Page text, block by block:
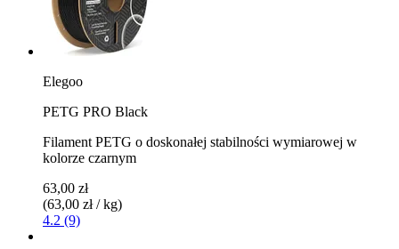
Elegoo
PETG PRO Black
Filament PETG o doskonałej stabilności wymiarowej w
kolorze czarnym
63,00 zł
(63,00 zł / kg)
4.2 (9)